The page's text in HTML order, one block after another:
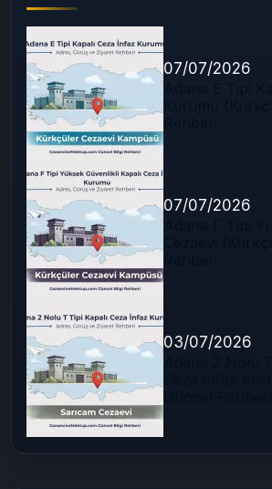
07/07/2026
07/07/2026
03/07/2026